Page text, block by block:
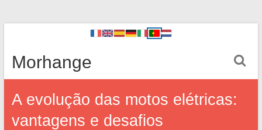
Morhange
A evolução das motos elétricas:
vantagens e desafios